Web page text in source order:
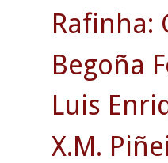
Rafinha:
Begoña
Luis
X.M.